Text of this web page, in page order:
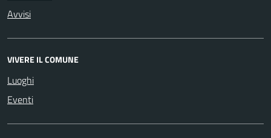
Avvisi
VIVERE IL COMUNE
Luoghi
Eventi